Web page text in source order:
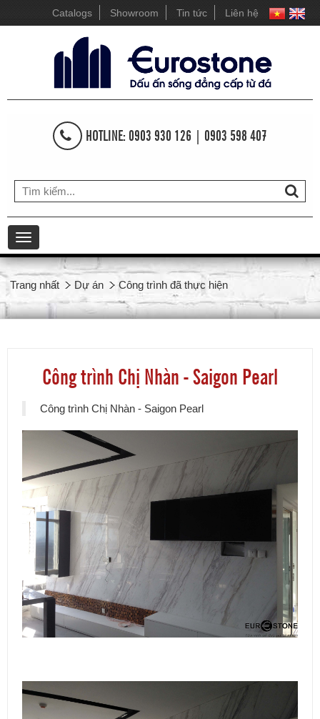
Catalogs Showroom Tin tức Liên hệ
HOTLINE: 0903 930 126 | 0903 598 407
Toggle
navigation
Trang nhất Dự án Công trình đã thực hiện
Công trình Chị Nhàn - Saigon Pearl
Công trình Chị Nhàn - Saigon Pearl